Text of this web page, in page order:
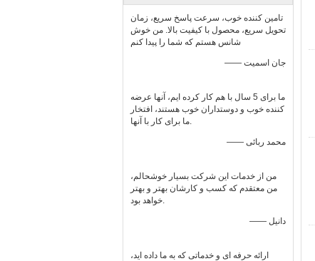
تامین کننده خوب، سرعت پاسخ سریع، زمان
تحویل سریع، محصول با کیفیت بالا. من خوش
شانس هستم که شما را پیدا کنم
—— جان اسمیت
ما برای 5 سال با هم کار کرده ایم، آنها عرضه
کننده خوب و دوستداران خوب هستند، افتخار
ما برای کار با آنها.
—— محمد ربائی
من از خدمات این شرکت بسیار خوشحالم،
من معتقدم که کسب و کارشان بهتر و بهتر
خواهد بود.
—— دانیل
ارائه حرفه ای و خدماتی که به ما داده اید،